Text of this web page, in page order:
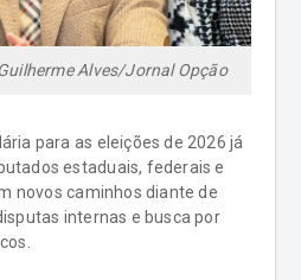
Alves/Jornal Opção
para as eleições de 2026 já
estaduais, federais e
novos caminhos diante de
internas e busca por